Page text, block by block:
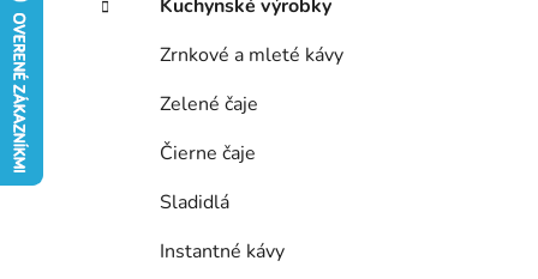
Kuchynské výrobky
Zrnkové a mleté kávy
Zelené čaje
Čierne čaje
Sladidlá
Instantné kávy